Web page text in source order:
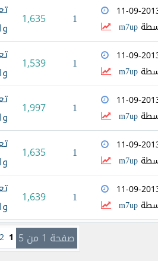
11-09-
m7up
1
1,635
11-09-
m7up
1
1,539
11-09-
m7up
1
1,997
11-09-
m7up
1
1,635
11-09-
m7up
1
1,639
صفحة 1 من 5 1
2